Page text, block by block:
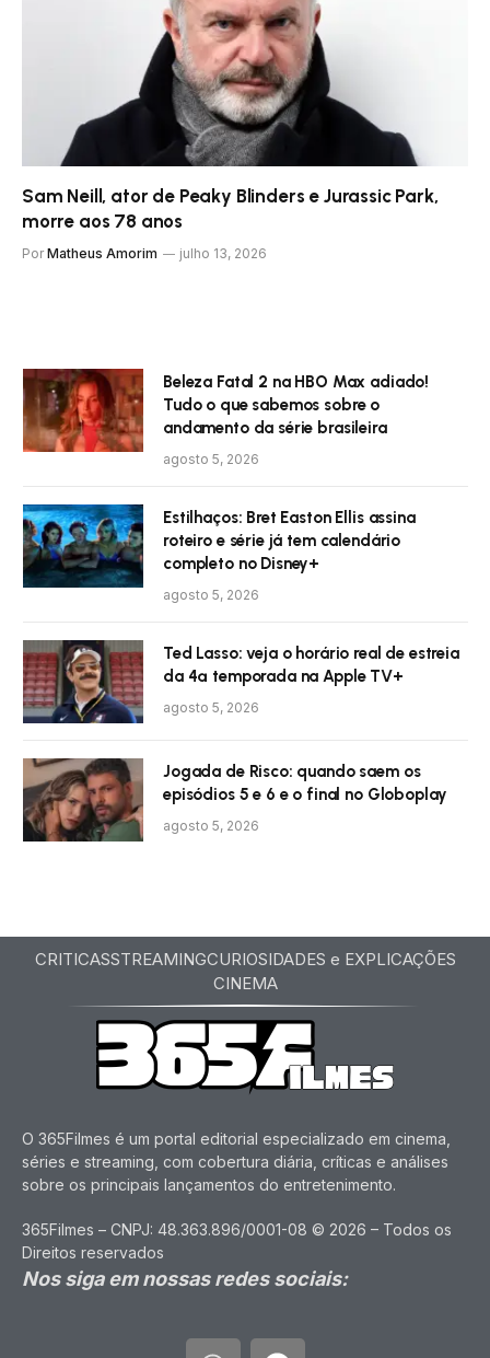
Sam Neill, ator de Peaky Blinders e Jurassic Park,
morre aos 78 anos
Por Matheus Amorim julho 13, 2026
Beleza Fatal 2 na HBO Max adiado!
Tudo o que sabemos sobre o
andamento da série brasileira
agosto 5, 2026
Estilhaços: Bret Easton Ellis assina
roteiro e série já tem calendário
completo no Disney+
agosto 5, 2026
Ted Lasso: veja o horário real de estreia
da 4ª temporada na Apple TV+
agosto 5, 2026
Jogada de Risco: quando saem os
episódios 5 e 6 e o final no Globoplay
agosto 5, 2026
CRITICASSTREAMINGCURIOSIDADES e EXPLICAÇÕES
CINEMA
O 365Filmes é um portal editorial especializado em cinema,
séries e streaming, com cobertura diária, críticas e análises
sobre os principais lançamentos do entretenimento.
365Filmes – CNPJ: 48.363.896/0001-08 © 2026 – Todos os
Direitos reservados
Nos siga em nossas redes sociais: